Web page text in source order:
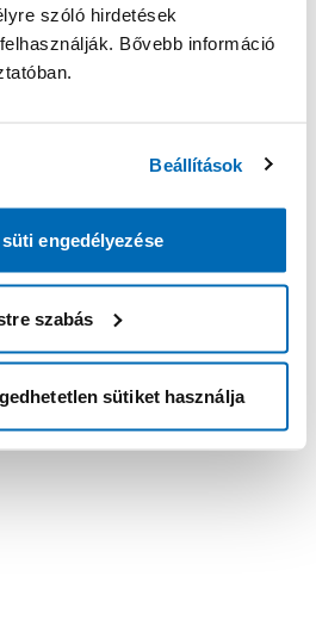
szóló hirdetések
Bővebb információ
Beállítások
engedélyezése
szabás
sütiket használja